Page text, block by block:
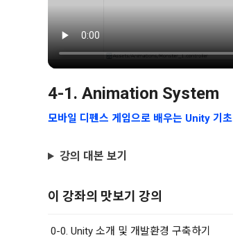
4-1. Animation System
모바일 디펜스 게임으로 배우는 Unity 기초
강의 대본 보기
이 강좌의 맛보기 강의
0-0. Unity 소개 및 개발환경 구축하기